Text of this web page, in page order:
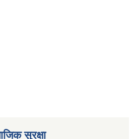
सुरक्षा